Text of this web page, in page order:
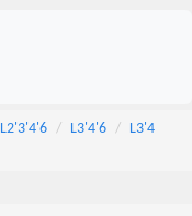
L2'3'4'6 L3'4'6
L3'4